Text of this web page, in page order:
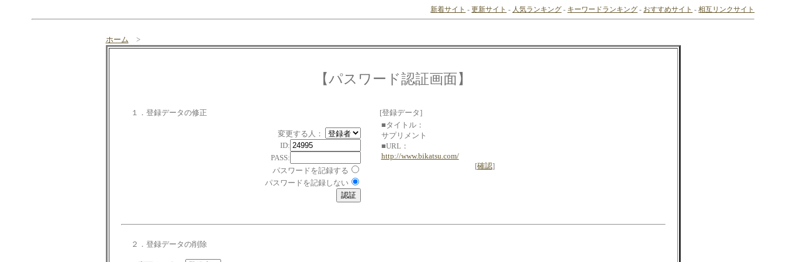
新着サイト -更新サイト - 人気ランキング - キーワードランキング - おすすめサイト -相互リンクサイト
ホーム >
【パスワード認証画面】
１．登録データの修正
変更する人：
ID:
PASS:
パスワードを記録する
パスワードを記録しない
[登録データ]
■タイトル：
サプリメント
■URL：
http://www.bikatsu.com/
[確認]
２．登録データの削除